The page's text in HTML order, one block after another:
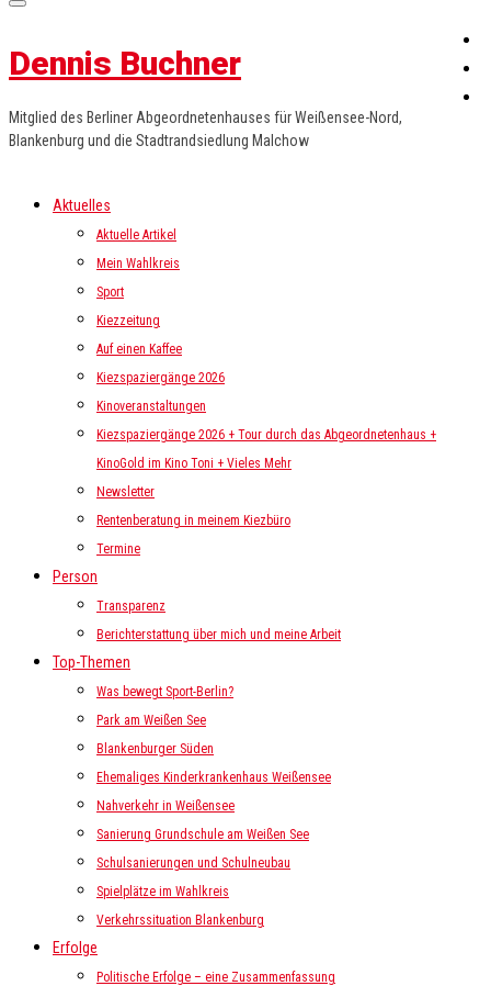
Dennis Buchner
Mitglied des Berliner Abgeordnetenhauses für Weißensee-Nord,
Blankenburg und die Stadtrandsiedlung Malchow
Aktuelles
Aktuelle Artikel
Mein Wahlkreis
Sport
Kiezzeitung
Auf einen Kaffee
Kiezspaziergänge 2026
Kinoveranstaltungen
Kiezspaziergänge 2026 + Tour durch das Abgeordnetenhaus +
KinoGold im Kino Toni + Vieles Mehr
Newsletter
Rentenberatung in meinem Kiezbüro
Termine
Person
Transparenz
Berichterstattung über mich und meine Arbeit
Top-Themen
Was bewegt Sport-Berlin?
Park am Weißen See
Blankenburger Süden
Ehemaliges Kinderkrankenhaus Weißensee
Nahverkehr in Weißensee
Sanierung Grundschule am Weißen See
Schulsanierungen und Schulneubau
Spielplätze im Wahlkreis
Verkehrssituation Blankenburg
Erfolge
Politische Erfolge – eine Zusammenfassung